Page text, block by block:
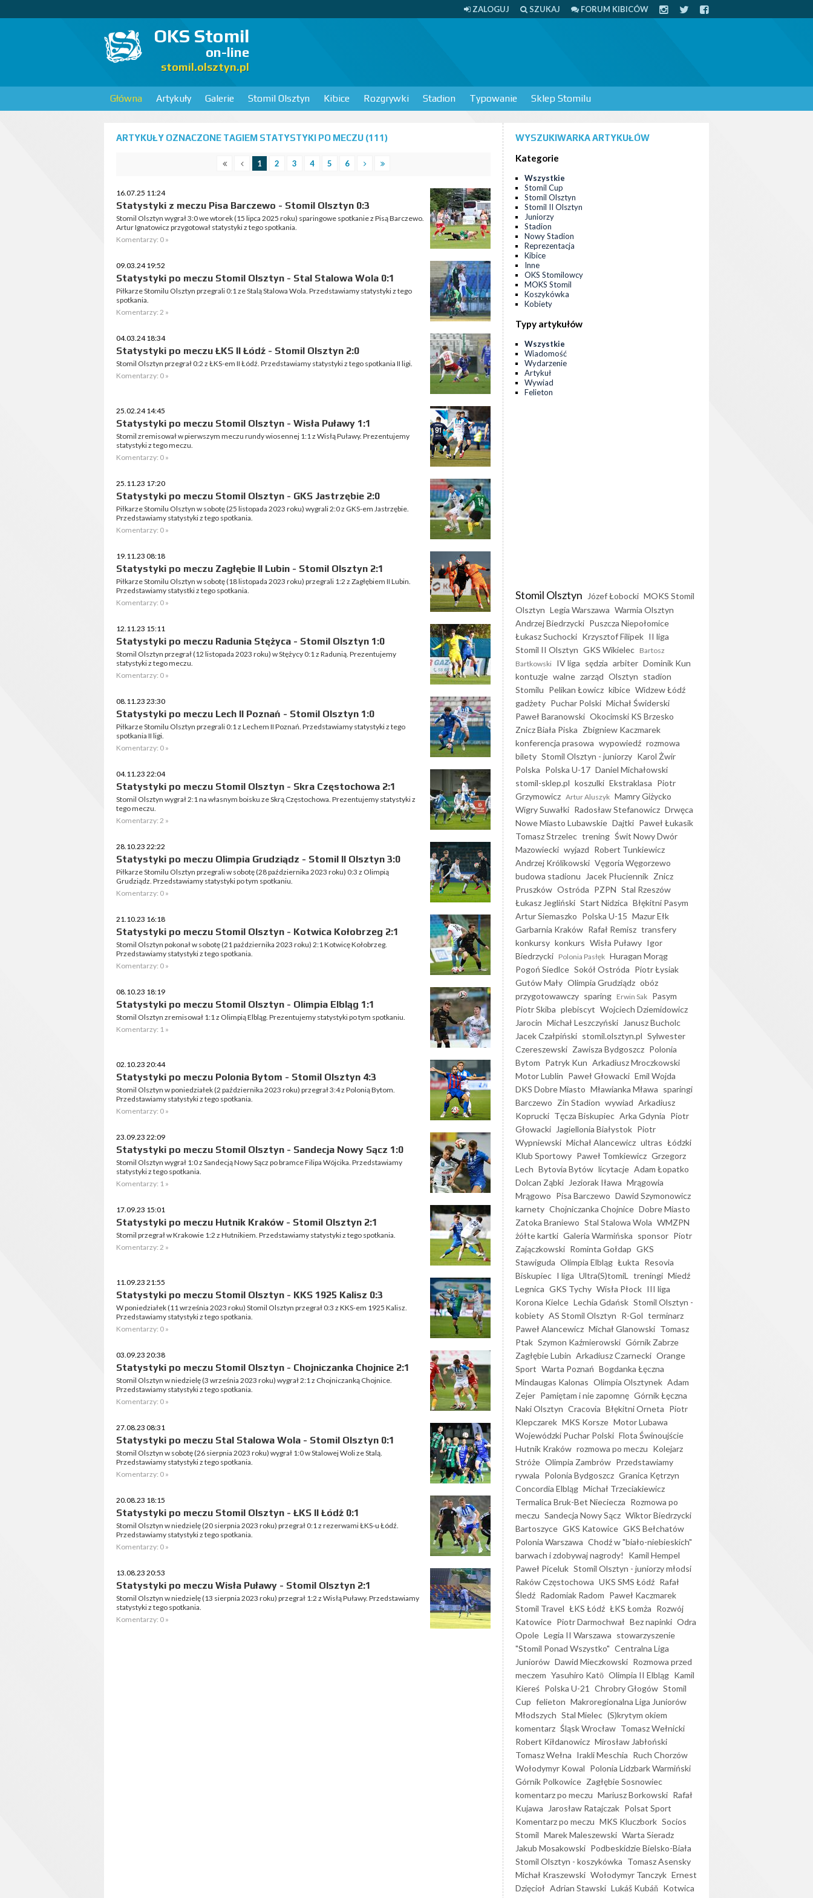
ZALOGUJ SZUKAJ FORUM KIBICÓW
OKS Stomil
on-line
stomil.olsztyn.pl
Główna Artykuły Galerie Stomil Olsztyn Kibice Rozgrywki Stadion Typowanie Sklep Stomilu
ARTYKUŁY OZNACZONE TAGIEM STATYSTYKI PO MECZU (111)
1 2 3 4 5 6
16.07.25 11:24
Statystyki z meczu Pisa Barczewo - Stomil Olsztyn 0:3
Stomil Olsztyn wygrał 3:0 we wtorek (15 lipca 2025 roku) sparingowe spotkanie z Pisą Barczewo.
Artur Ignatowicz przygotował statystyki z tego spotkania.
Komentarzy: 0 »
09.03.24 19:52
Statystyki po meczu Stomil Olsztyn - Stal Stalowa Wola 0:1
Piłkarze Stomilu Olsztyn przegrali 0:1 ze Stalą Stalowa Wola. Przedstawiamy statystyki z tego
spotkania.
Komentarzy: 2 »
04.03.24 18:34
Statystyki po meczu ŁKS II Łódź - Stomil Olsztyn 2:0
Stomil Olsztyn przegrał 0:2 z ŁKS-em II Łódź. Przedstawiamy statystyki z tego spotkania II ligi.
Komentarzy: 0 »
25.02.24 14:45
Statystyki po meczu Stomil Olsztyn - Wisła Puławy 1:1
Stomil zremisował w pierwszym meczu rundy wiosennej 1:1 z Wisłą Puławy. Prezentujemy
statystyki z tego meczu.
Komentarzy: 0 »
25.11.23 17:20
Statystyki po meczu Stomil Olsztyn - GKS Jastrzębie 2:0
Piłkarze Stomilu Olsztyn w sobotę (25 listopada 2023 roku) wygrali 2:0 z GKS-em Jastrzębie.
Przedstawiamy statystyki z tego spotkania.
Komentarzy: 0 »
19.11.23 08:18
Statystyki po meczu Zagłębie II Lubin - Stomil Olsztyn 2:1
Piłkarze Stomilu Olsztyn w sobotę (18 listopada 2023 roku) przegrali 1:2 z Zagłębiem II Lubin.
Przedstawiamy statystki z tego spotkania.
Komentarzy: 0 »
12.11.23 15:11
Statystyki po meczu Radunia Stężyca - Stomil Olsztyn 1:0
Stomil Olsztyn przegrał (12 listopada 2023 roku) w Stężycy 0:1 z Radunią. Prezentujemy
statystyki z tego meczu.
Komentarzy: 0 »
08.11.23 23:30
Statystyki po meczu Lech II Poznań - Stomil Olsztyn 1:0
Piłkarze Stomilu Olsztyn przegrali 0:1 z Lechem II Poznań. Przedstawiamy statystyki z tego
spotkania II ligi.
Komentarzy: 0 »
04.11.23 22:04
Statystyki po meczu Stomil Olsztyn - Skra Częstochowa 2:1
Stomil Olsztyn wygrał 2:1 na własnym boisku ze Skrą Częstochowa. Prezentujemy statystyki z
tego meczu.
Komentarzy: 2 »
28.10.23 22:22
Statystyki po meczu Olimpia Grudziądz - Stomil II Olsztyn 3:0
Piłkarze Stomilu Olsztyn przegrali w sobotę (28 października 2023 roku) 0:3 z Olimpią
Grudziądz. Przedstawiamy statystyki po tym spotkaniu.
Komentarzy: 0 »
21.10.23 16:18
Statystyki po meczu Stomil Olsztyn - Kotwica Kołobrzeg 2:1
Stomil Olsztyn pokonał w sobotę (21 października 2023 roku) 2:1 Kotwicę Kołobrzeg.
Przedstawiamy statystyki z tego spotkania.
Komentarzy: 0 »
08.10.23 18:19
Statystyki po meczu Stomil Olsztyn - Olimpia Elbląg 1:1
Stomil Olsztyn zremisował 1:1 z Olimpią Elbląg. Prezentujemy statystyki po tym spotkaniu.
Komentarzy: 1 »
02.10.23 20:44
Statystyki po meczu Polonia Bytom - Stomil Olsztyn 4:3
Stomil Olsztyn w poniedziałek (2 października 2023 roku) przegrał 3:4 z Polonią Bytom.
Przedstawiamy statystyki z tego spotkania.
Komentarzy: 0 »
23.09.23 22:09
Statystyki po meczu Stomil Olsztyn - Sandecja Nowy Sącz 1:0
Stomil Olsztyn wygrał 1:0 z Sandecją Nowy Sącz po bramce Filipa Wójcika. Przedstawiamy
statystyki z tego spotkania.
Komentarzy: 1 »
17.09.23 15:01
Statystyki po meczu Hutnik Kraków - Stomil Olsztyn 2:1
Stomil przegrał w Krakowie 1:2 z Hutnikiem. Przedstawiamy statystyki z tego spotkania.
Komentarzy: 2 »
11.09.23 21:55
Statystyki po meczu Stomil Olsztyn - KKS 1925 Kalisz 0:3
W poniedziałek (11 września 2023 roku) Stomil Olsztyn przegrał 0:3 z KKS-em 1925 Kalisz.
Przedstawiamy statystyki z tego spotkania.
Komentarzy: 0 »
03.09.23 20:38
Statystyki po meczu Stomil Olsztyn - Chojniczanka Chojnice 2:1
Stomil Olsztyn w niedzielę (3 września 2023 roku) wygrał 2:1 z Chojniczanką Chojnice.
Przedstawiamy statystyki z tego spotkania.
Komentarzy: 0 »
27.08.23 08:31
Statystyki po meczu Stal Stalowa Wola - Stomil Olsztyn 0:1
Stomil Olsztyn w sobotę (26 sierpnia 2023 roku) wygrał 1:0 w Stalowej Woli ze Stalą.
Przedstawiamy statystyki z tego spotkania.
Komentarzy: 0 »
20.08.23 18:15
Statystyki po meczu Stomil Olsztyn - ŁKS II Łódź 0:1
Stomil Olsztyn w niedzielę (20 sierpnia 2023 roku) przegrał 0:1 z rezerwami ŁKS-u Łódź.
Przedstawiamy statystyki z tego spotkania.
Komentarzy: 0 »
13.08.23 20:53
Statystyki po meczu Wisła Puławy - Stomil Olsztyn 2:1
Stomil Olsztyn w niedzielę (13 sierpnia 2023 roku) przegrał 1:2 z Wisłą Puławy. Przedstawiamy
statystyki z tego spotkania.
Komentarzy: 0 »
WYSZUKIWARKA ARTYKUŁÓW
Kategorie
Wszystkie
Stomil Cup
Stomil Olsztyn
Stomil II Olsztyn
Juniorzy
Stadion
Nowy Stadion
Reprezentacja
Kibice
Inne
OKS Stomilowcy
MOKS Stomil
Koszykówka
Kobiety
Typy artykułów
Wszystkie
Wiadomość
Wydarzenie
Artykuł
Wywiad
Felieton
Stomil Olsztyn Józef Łobocki MOKS Stomil
Olsztyn Legia Warszawa Warmia Olsztyn
Andrzej Biedrzycki Puszcza Niepołomice
Łukasz Suchocki Krzysztof Filipek II liga
Stomil II Olsztyn GKS Wikielec Bartosz
Bartkowski IV liga sędzia arbiter Dominik Kun
kontuzje walne zarząd Olsztyn stadion
Stomilu Pelikan Łowicz kibice Widzew Łódź
gadżety Puchar Polski Michał Świderski
Paweł Baranowski Okocimski KS Brzesko
Znicz Biała Piska Zbigniew Kaczmarek
konferencja prasowa wypowiedź rozmowa
bilety Stomil Olsztyn - juniorzy Karol Żwir
Polska Polska U-17 Daniel Michałowski
stomil-sklep.pl koszulki Ekstraklasa Piotr
Grzymowicz Artur Aluszyk Mamry Giżycko
Wigry Suwałki Radosław Stefanowicz Drwęca
Nowe Miasto Lubawskie Dajtki Paweł Łukasik
Tomasz Strzelec trening Świt Nowy Dwór
Mazowiecki wyjazd Robert Tunkiewicz
Andrzej Królikowski Vęgoria Węgorzewo
budowa stadionu
Jacek Płuciennik Znicz
Pruszków Ostróda PZPN Stal Rzeszów
Łukasz Jegliński Start Nidzica Błękitni Pasym
Artur Siemaszko Polska U-15 Mazur Ełk
Garbarnia Kraków Rafał Remisz transfery
konkursy konkurs Wisła Puławy Igor
Biedrzycki Polonia Pasłęk Huragan Morąg
Pogoń Siedlce Sokół Ostróda Piotr Łysiak
Gutów Mały Olimpia Grudziądz obóz
przygotowawczy sparing Erwin Sak Pasym
Piotr Skiba plebiscyt Wojciech Dziemidowicz
Jarocin Michał Leszczyński
Janusz Bucholc
Jacek Czałpiński stomil.olsztyn.pl Sylwester
Czereszewski Zawisza Bydgoszcz Polonia
Bytom Patryk Kun Arkadiusz Mroczkowski
Motor Lublin Paweł Głowacki Emil Wojda
DKS Dobre Miasto Mławianka Mława sparingi
Barczewo Zin Stadion wywiad Arkadiusz
Koprucki Tęcza Biskupiec Arka Gdynia Piotr
Głowacki
Jagiellonia Białystok Piotr
Wypniewski Michał Alancewicz ultras Łódzki
Klub Sportowy Paweł Tomkiewicz Grzegorz
Lech Bytovia Bytów licytacje Adam Łopatko
Dolcan Ząbki
Jeziorak Iława Mrągowia
Mrągowo Pisa Barczewo Dawid Szymonowicz
karnety Chojniczanka Chojnice Dobre Miasto
Zatoka Braniewo Stal Stalowa Wola WMZPN
żółte kartki Galeria Warmińska sponsor Piotr
Zajączkowski Rominta Gołdap GKS
Stawiguda Olimpia Elbląg Łukta Resovia
Biskupiec I liga Ultra(S)tomiL treningi Miedź
Legnica GKS Tychy Wisła Płock III liga
Korona Kielce Lechia Gdańsk Stomil Olsztyn -
kobiety AS Stomil Olsztyn R-Gol terminarz
Paweł Alancewicz Michał Glanowski Tomasz
Ptak Szymon Kaźmierowski Górnik Zabrze
Zagłębie Lubin Arkadiusz Czarnecki Orange
Sport Warta Poznań Bogdanka Łęczna
Mindaugas Kalonas Olimpia Olsztynek Adam
Zejer Pamiętam i nie zapomnę Górnik Łęczna
Naki Olsztyn Cracovia Błękitni Orneta Piotr
Klepczarek MKS Korsze Motor Lubawa
Wojewódzki Puchar Polski Flota Świnoujście
Hutnik Kraków rozmowa po meczu Kolejarz
Stróże Olimpia Zambrów Przedstawiamy
rywala Polonia Bydgoszcz Granica Kętrzyn
Concordia Elbląg Michał Trzeciakiewicz
Termalica Bruk-Bet Nieciecza Rozmowa po
meczu Sandecja Nowy Sącz Wiktor Biedrzycki
Bartoszyce GKS Katowice GKS Bełchatów
Polonia Warszawa Chodź w "biało-niebieskich"
barwach i zdobywaj nagrody!
Kamil Hempel
Paweł Piceluk Stomil Olsztyn - juniorzy młodsi
Raków Częstochowa UKS SMS Łódź Rafał
Śledź Radomiak Radom Paweł Kaczmarek
Stomil Travel ŁKS Łódź ŁKS Łomża Rozwój
Katowice Piotr Darmochwał Bez napinki Odra
Opole Legia II Warszawa stowarzyszenie
"Stomil Ponad Wszystko" Centralna Liga
Juniorów Dawid Mieczkowski Rozmowa przed
meczem Yasuhiro Katō Olimpia II Elbląg Kamil
Kiereś Polska U-21 Chrobry Głogów Stomil
Cup felieton Makroregionalna Liga Juniorów
Młodszych Stal Mielec (S)krytym okiem
komentarz Śląsk Wrocław Tomasz Wełnicki
Robert Kiłdanowicz Mirosław Jabłoński
Tomasz Wełna Irakli Meschia Ruch Chorzów
Wołodymyr Kowal Polonia Lidzbark Warmiński
Górnik Polkowice Zagłębie Sosnowiec
komentarz po meczu Mariusz Borkowski Rafał
Kujawa
Jarosław Ratajczak Polsat Sport
Komentarz po meczu MKS Kluczbork Socios
Stomil Marek Maleszewski Warta Sieradz
Jakub Mosakowski Podbeskidzie Bielsko-Biała
Stomil Olsztyn - koszykówka Tomasz Asensky
Michał Kraszewski Wołodymyr Tanczyk Ernest
Dzięcioł Adrian Stawski Lukáš Kubáň Kotwica